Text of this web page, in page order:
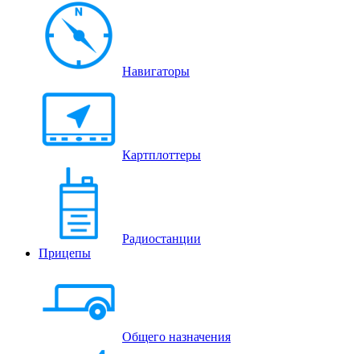
Навигаторы
Картплоттеры
Радиостанции
Прицепы
Общего назначения